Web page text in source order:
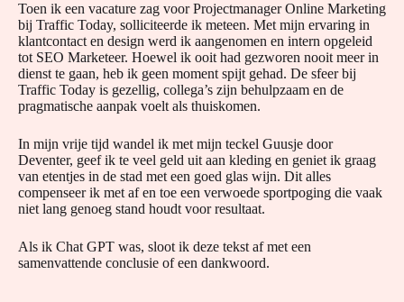
Toen ik een vacature zag voor Projectmanager Online Marketing
bij Traffic Today, solliciteerde ik meteen. Met mijn ervaring in
klantcontact en design werd ik aangenomen en intern opgeleid
tot SEO Marketeer. Hoewel ik ooit had gezworen nooit meer in
dienst te gaan, heb ik geen moment spijt gehad. De sfeer bij
Traffic Today is gezellig, collega’s zijn behulpzaam en de
pragmatische aanpak voelt als thuiskomen.
In mijn vrije tijd wandel ik met mijn teckel Guusje door
Deventer, geef ik te veel geld uit aan kleding en geniet ik graag
van etentjes in de stad met een goed glas wijn. Dit alles
compenseer ik met af en toe een verwoede sportpoging die vaak
niet lang genoeg stand houdt voor resultaat.
Als ik Chat GPT was, sloot ik deze tekst af met een
samenvattende conclusie of een dankwoord.